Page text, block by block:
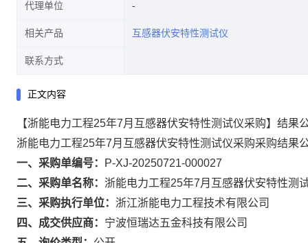
代理单位
相关产品 互感器伏安特性测试仪
联系方式
正文内容
【浙能电力工程25年7月互感器伏安特性测试仪采购】结果
浙能电力工程25年7月互感器伏安特性测试仪采购采购结果
一、采购单编号：
P-XJ-20250721-000027
二、采购单名称： 浙能电力工程25年7月互感器伏安特性测
三、采购执行单位： 浙江浙能电力工程技术有限公司
四、成交供应商： 宁波恒瑞达五金科技有限公司